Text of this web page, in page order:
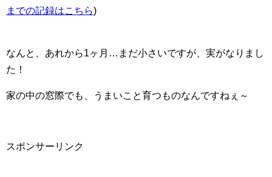
までの記録はこちら)
なんと、あれから1ヶ月…まだ小さいですが、実がなりまし
た！
家の中の窓際でも、うまいこと育つものなんですねぇ～
スポンサーリンク